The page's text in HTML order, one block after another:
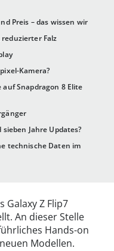
Preis – das wissen wir
Falz
Kamera?
auf Snapdragon 8 Elite
Jahre Updates?
technische Daten im
Galaxy Z Flip7
An dieser Stelle
Hands-on
Modellen.